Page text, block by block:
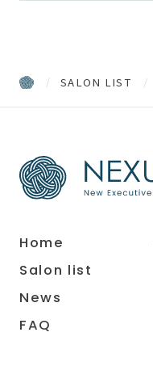
SALON LIST
Home
Salon list
News
FAQ